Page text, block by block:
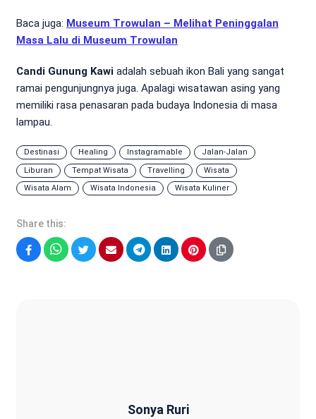
Baca juga: Museum Trowulan – Melihat Peninggalan
Masa Lalu di Museum Trowulan
Candi Gunung Kawi adalah sebuah ikon Bali yang sangat
ramai pengunjungnya juga. Apalagi wisatawan asing yang
memiliki rasa penasaran pada budaya Indonesia di masa
lampau.
Destinasi Healing Instagramable
Jalan-Jalan
Liburan
Tempat Wisata Travelling
Wisata
Wisata Alam
Wisata Indonesia Wisata Kuliner
Share this:
Sonya Ruri